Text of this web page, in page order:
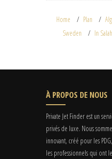
Home Plan
Sweden
In
À PROPOS DE NOUS
Private Jet Finder est un
privés de luxe. Nous
innovant, créé pour les
les professionnels qui ont